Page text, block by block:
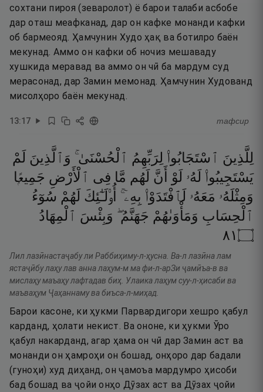
сохтани пироя (зеваролот) ё барои талаби асбобе
дар оташ меафканад, дар он кафке монанди кафки
об бармеояд. Ҳамчунин Худо ҳақ ва ботилро баён
мекунад. Аммо он кафки об ночиз мешаваду
хушкида меравад ва аммо он чӣ ба мардум суд
мерасонад, дар Замин мемонад. Ҳамчунин Худованд
мисолҳоро баён мекунад.
13:17 тафсир
لِلَّذِينَ ٱسْتَجَابُوا۟ لِرَبِّهِمُ ٱلْحُسْنَىٰ ۚ وَٱلَّذِينَ لَمْ
يَسْتَجِيبُوا۟ لَهُۥ لَوْ أَنَّ لَهُم مَّا فِى ٱلْأَرْضِ جَمِيعًۭا
وَمِثْلَهُۥ مَعَهُۥ لَٱفْتَدَوْا۟ بِهِۦٓ ۚ أُو۟لَـٰٓئِكَ لَهُمْ سُوٓءُ
ٱلْحِسَابِ وَمَأْوَىٰهُمْ جَهَنَّمُ ۖ وَبِئْسَ ٱلْمِهَادُ
۝١٨
Лил лазӣнастаҷабу ли Раббиҳиму-л-ҳусна. Ва-л лазӣна лам
ястаҷӣбу лаҳу лав анна лаҳум-м ма фи-л-арЗи ҷамӣъа-в ва
мислаҳу маъаҳу лафтадав биҳ. Улаика лаҳум суу-л-ҳисаби ва
маъваҳум Ҷаҳаннаму ва биъса-л-миҳад.
Барои касоне, ки ҳукми Парвардигори хешро қабул
карданд, ҳолати некист. Ва ононе, ки ҳукми Ӯро
қабул накарданд, агар ҳама он чӣ дар Замин аст ва
монанди он ҳамроҳи он бошад, онҳоро дар бадали
(гуноҳи) худ диҳанд, он ҷамоъа мардумро ҳисоби
бад бошад ва ҷойи онҳо Дӯзах аст ва Дӯзах ҷойи